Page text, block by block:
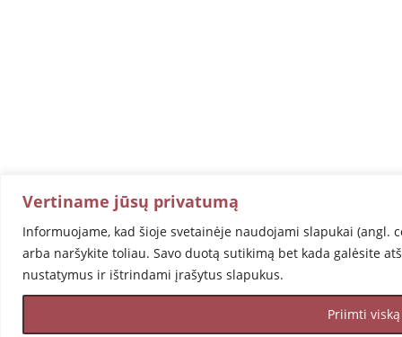
Vertiname jūsų privatumą
Informuojame, kad šioje svetainėje naudojami slapukai (angl.
arba naršykite toliau. Savo duotą sutikimą bet kada galėsite
nustatymus ir ištrindami įrašytus slapukus.
Priimti viską